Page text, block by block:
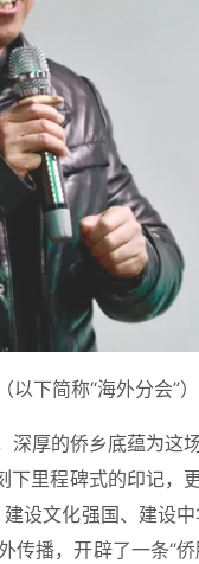
下简称“海外分会”）
厚的侨乡底蕴为这
下里程碑式的印记，
设文化强国、建设
传播，开辟了一条“